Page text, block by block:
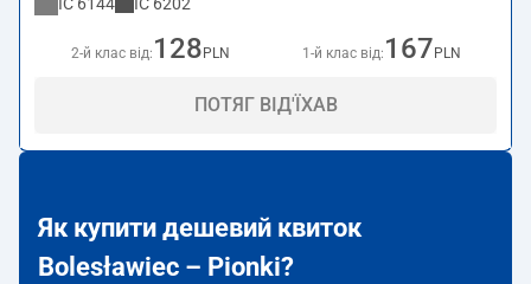
2-й клас від: 128 PLN 1-й клас від: 167 PLN
ПОТЯГ ВІД'ЇХАВ
Як купити дешевий квиток
Bolesławiec – Pionki?